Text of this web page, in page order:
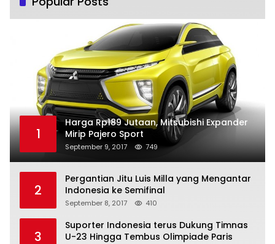
1
Harga Rp189 Jutaan, Mitsubishi Expander
Mirip Pajero Sport
September 9, 2017 749
2
Pergantian Jitu Luis Milla yang Mengantar
Indonesia ke Semifinal
September 8, 2017 410
3
Suporter Indonesia terus Dukung Timnas
U-23 Hingga Tembus Olimpiade Paris